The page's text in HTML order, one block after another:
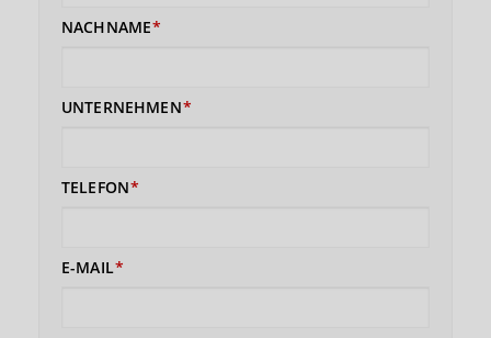
NACHNAME
UNTERNEHMEN
TELEFON
E-MAIL